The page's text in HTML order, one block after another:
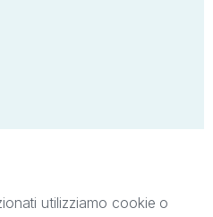
utilizziamo cookie o